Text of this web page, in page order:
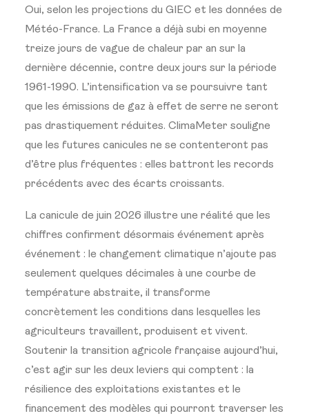
Oui, selon les projections du GIEC et les données de
Météo-France. La France a déjà subi en moyenne
treize jours de vague de chaleur par an sur la
dernière décennie, contre deux jours sur la période
1961-1990. L’intensification va se poursuivre tant
que les émissions de gaz à effet de serre ne seront
pas drastiquement réduites. ClimaMeter souligne
que les futures canicules ne se contenteront pas
d’être plus fréquentes : elles battront les records
précédents avec des écarts croissants.
La canicule de juin 2026 illustre une réalité que les
chiffres confirment désormais événement après
événement : le changement climatique n’ajoute pas
seulement quelques décimales à une courbe de
température abstraite, il transforme
concrètement les conditions dans lesquelles les
agriculteurs travaillent, produisent et vivent.
Soutenir la transition agricole française aujourd’hui,
c’est agir sur les deux leviers qui comptent : la
résilience des exploitations existantes et le
financement des modèles qui pourront traverser les